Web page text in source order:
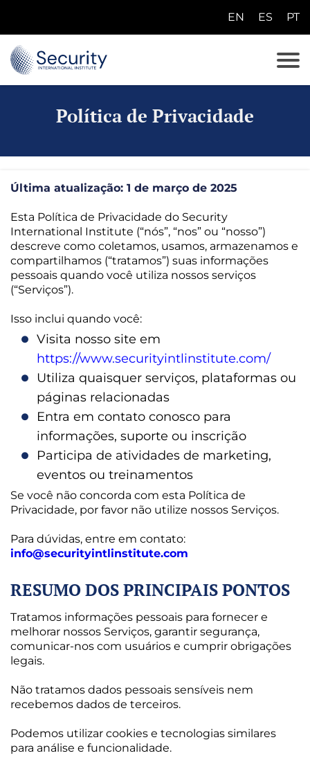
EN ES
PT
N
E
Política de Privacidade
Última atualização: 1 de março de 2025
Esta Política de Privacidade do Security
International Institute (“nós”, “nos” ou “nosso”)
descreve como coletamos, usamos, armazenamos e
compartilhamos (“tratamos”) suas informações
pessoais quando você utiliza nossos serviços
(“Serviços”).
Isso inclui quando você:
Visita nosso site em
https://www.securityintlinstitute.com/
Utiliza quaisquer serviços, plataformas ou
páginas relacionadas
Entra em contato conosco para
informações, suporte ou inscrição
Participa de atividades de marketing,
eventos ou treinamentos
Se você não concorda com esta Política de
Privacidade, por favor não utilize nossos Serviços.
Para dúvidas, entre em contato:
info@securityintlinstitute.com
RESUMO DOS PRINCIPAIS PONTOS
Tratamos informações pessoais para fornecer e
melhorar nossos Serviços, garantir segurança,
comunicar-nos com usuários e cumprir obrigações
legais.
Não tratamos dados pessoais sensíveis nem
recebemos dados de terceiros.
Podemos utilizar cookies e tecnologias similares
para análise e funcionalidade.